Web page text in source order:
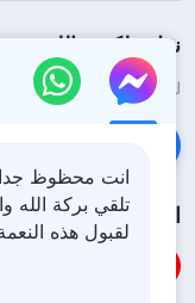
نزل ملكوت الله.
لقد نزلت المملكة بالفعل
اتبعنا
انت محظوظ جدا
تلقي بركة الله
لقبول هذه